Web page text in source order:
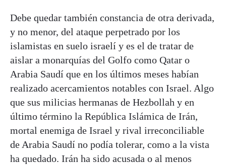
Debe quedar también constancia de otra derivada,
y no menor, del ataque perpetrado por los
islamistas en suelo israelí y es el de tratar de
aislar a monarquías del Golfo como Qatar o
Arabia Saudí que en los últimos meses habían
realizado acercamientos notables con Israel. Algo
que sus milicias hermanas de Hezbollah y en
último término la República Islámica de Irán,
mortal enemiga de Israel y rival irreconciliable
de Arabia Saudí no podía tolerar, como a la vista
ha quedado. Irán ha sido acusada o al menos